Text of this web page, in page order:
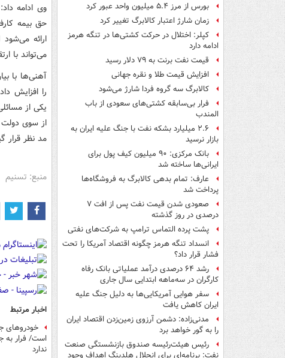
بورس از مرز ۵.۴ میلیون واحد عبور کرد
زمان شارژ اعتبار کالابرگ تغییر کرد
کپلر: اختلال در حرکت کشتی‌ها در تنگه هرمز
ادامه دارد
قیمت نفت برنت به ۷۹ دلار رسید
افزایش قیمت طلا و نقره جهانی
کالابرگ سه گروه فردا شارژ می‌شود
فرار بی‌سابقه کشتی‌های سعودی از باب
المندب
۲.۶ میلیارد بشکه نفت با جنگ علیه ایران به
بازار نرسید
بانک مرکزی: ۹۰ میلیون کیف پول برای
ایرانی‌ها ساخته شد
عارف: تمام بدهی کالابرگ به فروشگاه‌ها
پرداخت شد
صعودی شدن قیمت نفت پس از افت ۷
درصدی در روز گذشته
پشت پرده التماس ترامپ به شرکت‌های نفتی
انسداد تنگه هرمز چگونه اقتصاد آمریکا را تحت
فشار قرار داد؟
رشد ۶۴ درصدی درآمد عملیاتی بانک رفاه
کارگران در سه‌ماهه ابتدایی سال جاری
سفر هوایی آمریکایی‌ها به دلیل جنگ علیه
ایران کاهش یافت
مدنی‌زاده: دشمن آرزوی زمین‌زدن اقتصاد ایران
را به گور خواهد برد
رئیس هیئت‌رئیسه صندوق بازنشستگی صنعت
نفت: برنامه‌ای برای انحلال هلدینگ اهداف وجود
وی ادامه
حق بیمه
ارائه
می‌تواند با
آهنی‌ها با
را افزایش
یکی از
از سوی
مد نظر قرار
منبع: تسنیم
اخبار مرتبط
است/ فرار به
ندارد